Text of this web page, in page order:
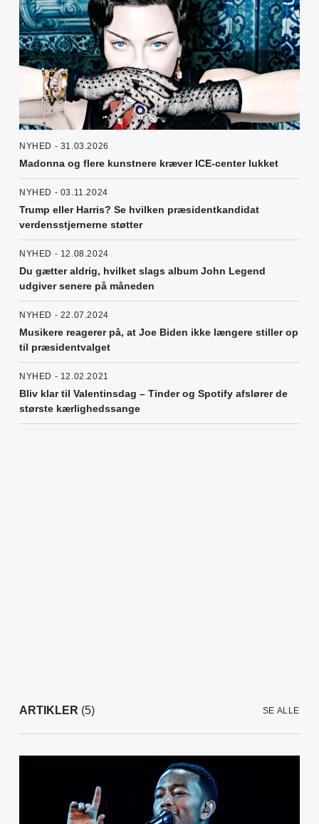
NYHED - 31.03.2026
Madonna og flere kunstnere kræver ICE-center lukket
NYHED - 03.11.2024
Trump eller Harris? Se hvilken præsidentkandidat
verdensstjernerne støtter
NYHED - 12.08.2024
Du gætter aldrig, hvilket slags album John Legend
udgiver senere på måneden
NYHED - 22.07.2024
Musikere reagerer på, at Joe Biden ikke længere stiller op
til præsidentvalget
NYHED - 12.02.2021
Bliv klar til Valentinsdag – Tinder og Spotify afslører de
største kærlighedssange
ARTIKLER (5) SE ALLE